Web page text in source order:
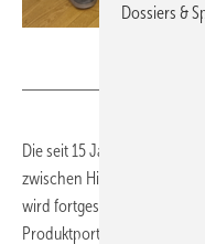
Die seit 15 Jahren
zwischen Hitachi und Kaut
wird fortgesetzt. Im Zuge
Produktportfolio um eine
Dossiers &